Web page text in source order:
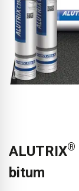
ALUTRIX®
bitum